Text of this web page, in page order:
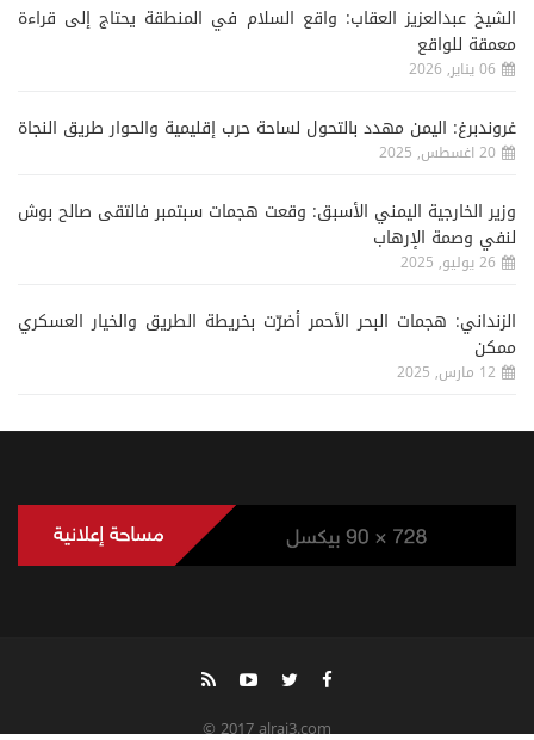
الشيخ عبدالعزيز العقاب: واقع السلام في المنطقة يحتاج إلى قراءة
معمقة للواقع
06 يناير, 2026
غروندبرغ: اليمن مهدد بالتحول لساحة حرب إقليمية والحوار طريق النجاة
20 اغسطس, 2025
وزير الخارجية اليمني الأسبق: وقعت هجمات سبتمبر فالتقى صالح بوش
لنفي وصمة الإرهاب
26 يوليو, 2025
الزنداني: هجمات البحر الأحمر أضرّت بخريطة الطريق والخيار العسكري
ممكن
12 مارس, 2025
© 2017 alrai3.com